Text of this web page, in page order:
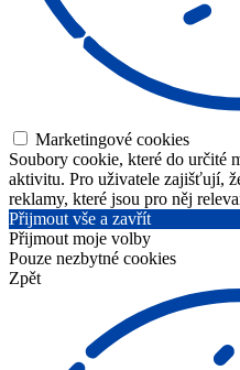
Marketingové cookies
Soubory cookie, které do určité
aktivitu. Pro uživatele zajišťují,
reklamy, které jsou pro něj
Přijmout vše a zavřít
Přijmout moje volby
Pouze nezbytné cookies
Zpět